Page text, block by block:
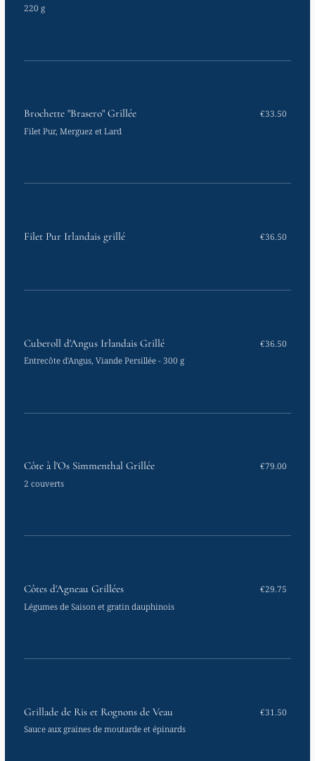
220 g
Brochette "Brasero" Grillée
Filet Pur, Merguez et Lard
€33.50
Filet Pur Irlandais grillé €36.50
Cuberoll d'Angus Irlandais Grillé
Entrecôte d'Angus, Viande Persillée - 300 g
€36.50
Côte à l'Os Simmenthal Grillée
2 couverts
€79.00
Côtes d'Agneau Grillées
Légumes de Saison et gratin dauphinois
€29.75
Grillade de Ris et Rognons de Veau
Sauce aux graines de moutarde et épinards
€31.50